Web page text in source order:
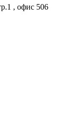
, офис 506